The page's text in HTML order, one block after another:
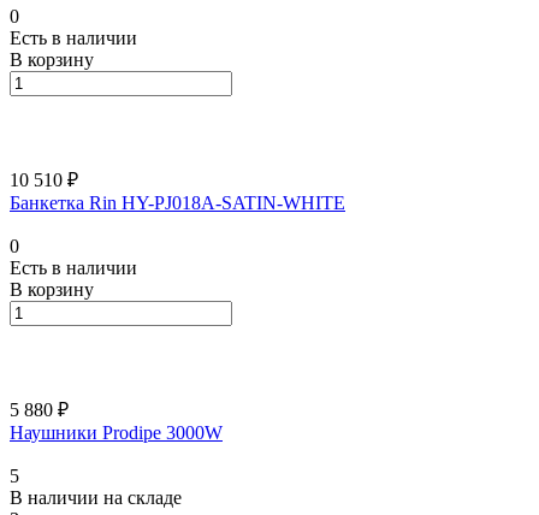
0
Есть в наличии
В корзину
10 510 ₽
Банкетка Rin HY-PJ018A-SATIN-WHITE
0
Есть в наличии
В корзину
5 880 ₽
Наушники Prodipe 3000W
5
В наличии на складе